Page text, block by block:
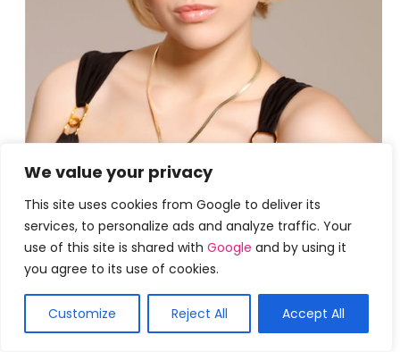
We value your privacy
This site uses cookies from Google to deliver its
services, to personalize ads and analyze traffic. Your
use of this site is shared with Google and by using it
you agree to its use of cookies.
Customize Reject All Accept All
3. Cabelos desgrenhados e loiros